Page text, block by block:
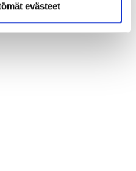
evästeet